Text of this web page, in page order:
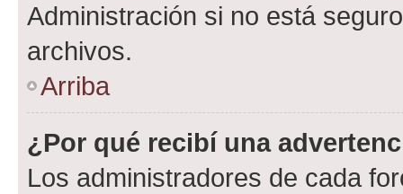
Administración si no está
archivos.
Arriba
¿Por qué recibí una
Los administradores de cada